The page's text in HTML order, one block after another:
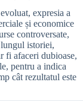
expresia a
și economice
controversate,
istoriei,
fi afaceri dubioase,
pentru a indica
cât rezultatul este